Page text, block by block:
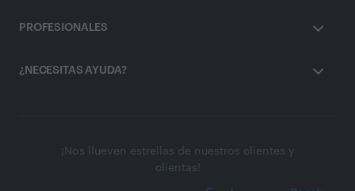
PROFESIONALES
¿NECESITAS AYUDA?
¡Nos llueven estrellas de nuestros clientes y
clientas!